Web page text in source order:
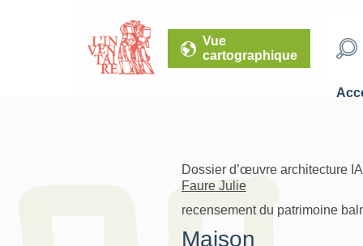
Vue
cartographique
Dossier d’œuvre architecture
Faure Julie
recensement du patrimoine
Maison